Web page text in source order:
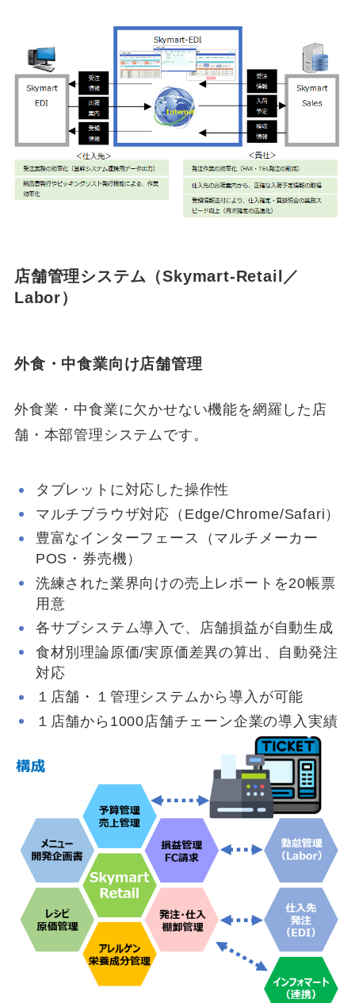
店舗管理システム（Skymart-Retail／
Labor）
外食・中食業向け店舗管理
外食業・中食業に欠かせない機能を網羅した店
舗・本部管理システムです。
タブレットに対応した操作性
マルチブラウザ対応（Edge/Chrome/Safari）
豊富なインターフェース（マルチメーカー
POS・券売機）
洗練された業界向けの売上レポートを20帳票
用意
各サブシステム導入で、店舗損益が自動生成
食材別理論原価/実原価差異の算出、自動発注
対応
１店舗・１管理システムから導入が可能
１店舗から1000店舗チェーン企業の導入実績